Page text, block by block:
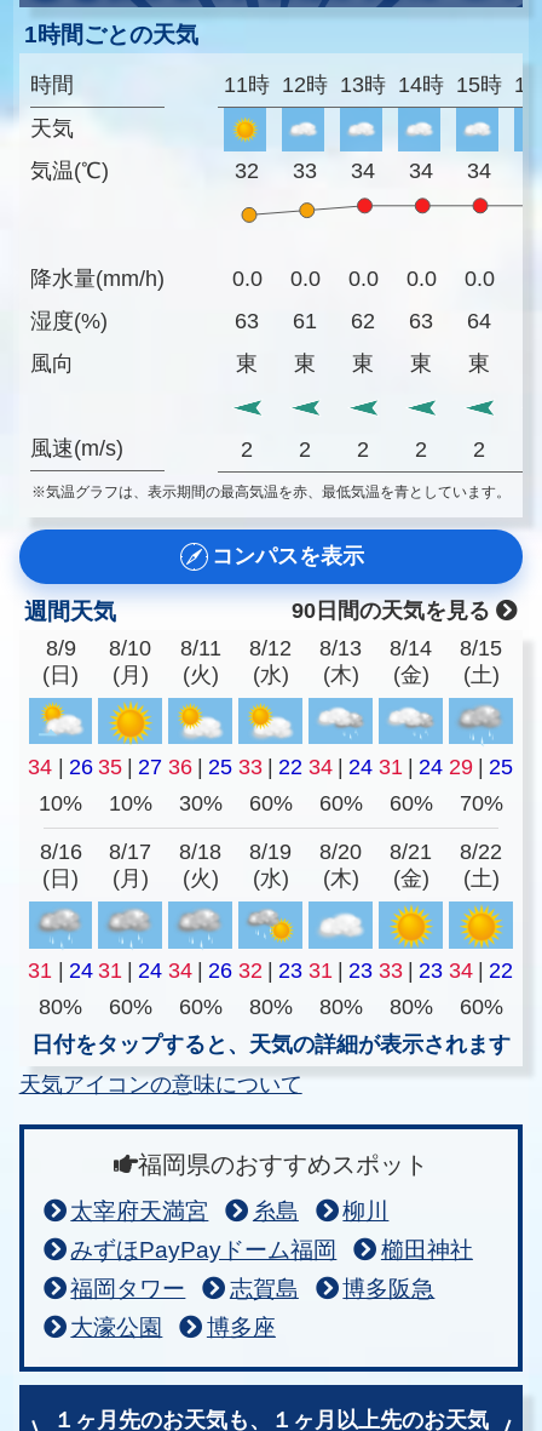
1時間ごとの天気
時間
天気
気温(℃)
降水量(mm/h)
湿度(%)
風向
風速(m/s)
11時 12時 13時 14時 15時
32 33 34 34 34
0.0 0.0 0.0 0.0 0.0
63
61 62 63 64
東
東 東 東 東
2 2 2 2 2
※気温グラフは、表示期間の最高気温を赤、最低気温を青としています。
コンパスを表示
週間天気
90日間の天気を見る
8/9
(日)
8/10
(月)
8/11
(火)
8/12
(水)
8/13
(木)
8/14
(金)
8/15
(土)
34 26 35 27 36 25 33 22 34 24 31 24 29
25
10%
10% 30% 60% 60% 60% 70%
8/16
(日)
8/17
(月)
8/18
(火)
8/19
(水)
8/20
(木)
8/21
(金)
8/22
(土)
31 24 31 24 34 26 32 23 31 23 33 23 34
22
80%
60% 60% 80% 80% 80%
60%
日付をタップすると、天気の詳細が表示されます
天気アイコンの意味について
福岡県のおすすめスポット
太宰府天満宮 糸島
柳川
みずほPayPayドーム福岡
櫛田神社
福岡タワー
志賀島
博多阪急
大濠公園
博多座
１ヶ月先のお天気も、
１ヶ月以上先のお天気